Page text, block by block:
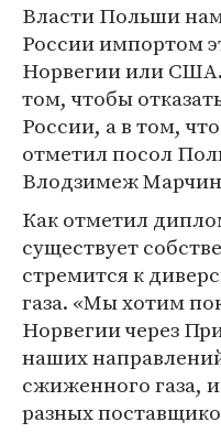
Власти Польши
России импортом
Норвегии или
том, чтобы
России, а в том,
отметил посол
Влодзимеж
Как отметил
существует
стремится к
газа. «Мы хотим
Норвегии через
наших
сжиженного газа,
разных